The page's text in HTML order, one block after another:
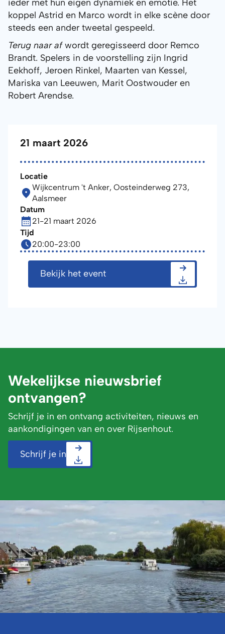
ieder met hun eigen dynamiek en emotie. Het
koppel Astrid en Marco wordt in elke scène door
steeds een ander tweetal gespeeld.
Terug naar afwordt geregisseerd door Remco
Brandt. Spelers in de voorstelling zijn Ingrid
Eekhoff, Jeroen Rinkel, Maarten van Kessel,
Mariska van Leeuwen, Marit Oostwouder en
Robert Arendse.
21 maart 2026
Locatie
Wijkcentrum 't Anker, Oosteinderweg 273,
Aalsmeer
Datum
21-21 maart 2026
Tijd
20:00-23:00
Bekijk het event
Wekelijkse nieuwsbrief
ontvangen?
Schrijf je in en ontvang activiteiten, nieuws en
aankondigingen van en over Rijsenhout.
Schrijf je in